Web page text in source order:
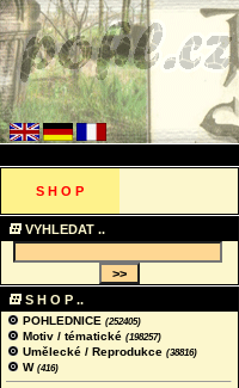
S H O P
VYHLEDAT ..
S H O P ..
POHLEDNICE (252405)
Motiv / tématické (198257)
Umělecké / Reprodukce (38816)
W (416)